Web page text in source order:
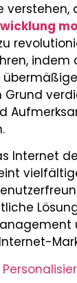
Grund
Internet